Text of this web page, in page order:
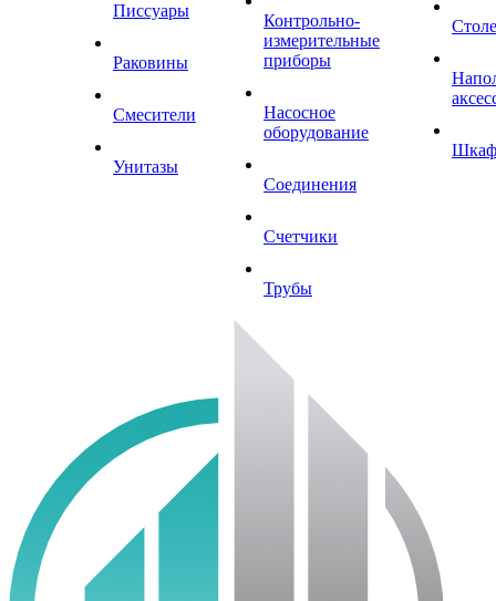
Писсуары
Раковины
Смесители
Унитазы
Контрольно-
измерительные
приборы
Насосное
оборудование
Соединения
Счетчики
Трубы